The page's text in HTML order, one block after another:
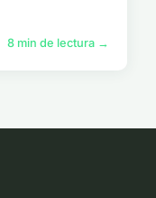
8 min de lectura →